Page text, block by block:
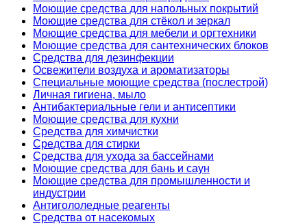
Моющие средства для напольных покрытий
Моющие средства для стёкол и зеркал
Моющие средства для мебели и оргтехники
Моющие средства для сантехнических блоков
Средства для дезинфекции
Освежители воздуха и ароматизаторы
Специальные моющие средства (послестрой)
Личная гигиена, мыло
Антибактериальные гели и антисептики
Моющие средства для кухни
Средства для химчистки
Средства для стирки
Средства для ухода за бассейнами
Моющие средства для бань и саун
Моющие средства для промышленности и
индустрии
Антигололедные реагенты
Средства от насекомых